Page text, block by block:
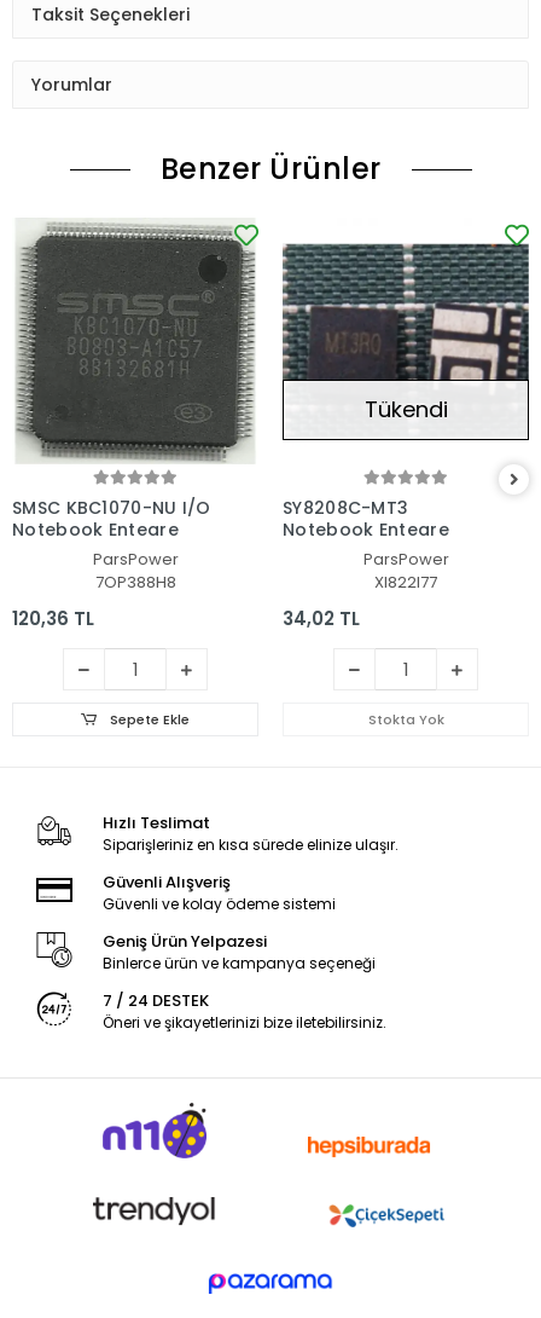
Taksit Seçenekleri
Yorumlar
Benzer Ürünler
SMSC KBC1070-NU I/O
Notebook Entegre
ParsPower
7OP388H8
120,36 TL
Sepete Ekle
Tükendi
SY8208C-MT3
Notebook Entegre
ParsPower
XI822I77
34,02 TL
Stokta Yok
Hızlı Teslimat
Siparişleriniz en kısa sürede elinize ulaşır.
Güvenli Alışveriş
Güvenli ve kolay ödeme sistemi
Geniş Ürün Yelpazesi
Binlerce ürün ve kampanya seçeneği
7 / 24 DESTEK
Öneri ve şikayetlerinizi bize iletebilirsiniz.